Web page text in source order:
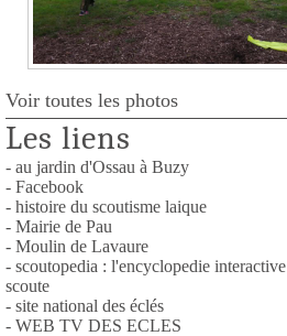
Voir toutes les photos
Les liens
- au jardin d'Ossau à Buzy
- Facebook
- histoire du scoutisme laique
- Mairie de Pau
- Moulin de Lavaure
- scoutopedia : l'encyclopedie interactive
scoute
- site national des éclés
- WEB TV DES ECLES